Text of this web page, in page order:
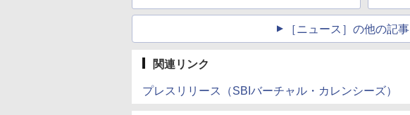
［ニュース］の他の記
関連リンク
プレスリリース（SBIバーチャル・カレンシーズ）